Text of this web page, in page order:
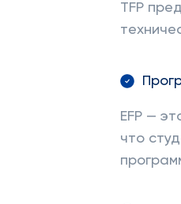
TFP
EFP —
что